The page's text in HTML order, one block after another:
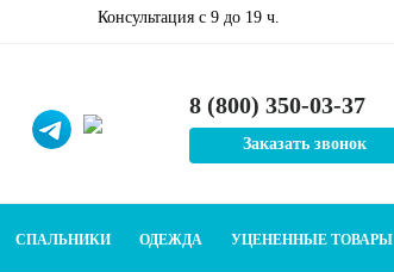
Консультация c 9 до 19 ч.
8 (800) 350-03-37
Заказать звонок
СПАЛЬНИКИ ОДЕЖДА УЦЕНЕННЫЕ ТОВАРЫ